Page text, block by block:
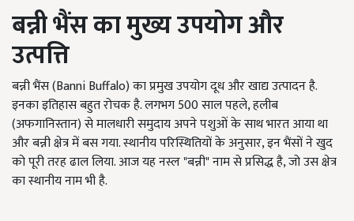
बन्नी भैंसकामुख्य उपयोग और
उत्पत्ति
बन्नी भैंस (Banni Buffalo) का प्रमुख उपयोग दूध और खाद्य उत्पादन है.
इनका इतिहास बहुत रोचक है. लगभग 500 साल पहले, हलीब
(अफगानिस्तान) से मालधारी समुदाय अपने पशुओं के साथ भारत आया था
और बन्नी क्षेत्र में बस गया. स्थानीय परिस्थितियों के अनुसार, इन भैंसों ने खुद
को पूरी तरह ढाल लिया. आज यह नस्ल "बन्नी" नाम से प्रसिद्ध है, जो उस क्षेत्र
का स्थानीय नाम भी है.